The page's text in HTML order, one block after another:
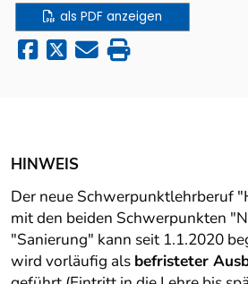
als PDF anzeigen
HINWEIS
Der neue Schwerpunktlehrberuf
mit den beiden Schwerpunkten
"Sanierung" kann seit 1.1.2020
wird vorläufig als befristeter